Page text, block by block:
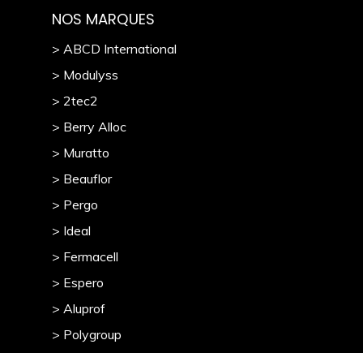
NOS MARQUES
> ABCD International
> Modulyss
> 2tec2
> Berry Alloc
> Muratto
> Beauflor
> Pergo
> Ideal
> Fermacell
> Espero
> Aluprof
> Polygroup